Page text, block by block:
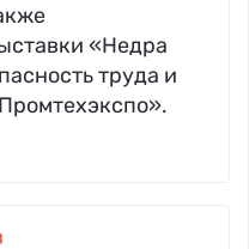
«Недра
труда и